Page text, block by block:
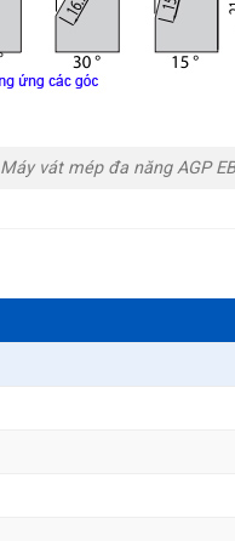
Máy vát mép đa năng AGP